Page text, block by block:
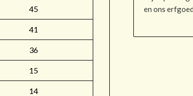
45
41
36
15
14
en ons